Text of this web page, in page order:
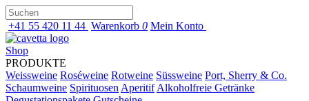
+41 55 420 11 44 Warenkorb 0 Mein Konto
Shop
PRODUKTE
Weissweine Roséweine Rotweine Süssweine Port, Sherry & Co.
Schaumweine Spirituosen Aperitif Alkoholfreie Getränke